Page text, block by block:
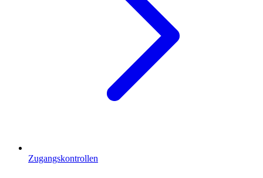
Zugangskontrollen